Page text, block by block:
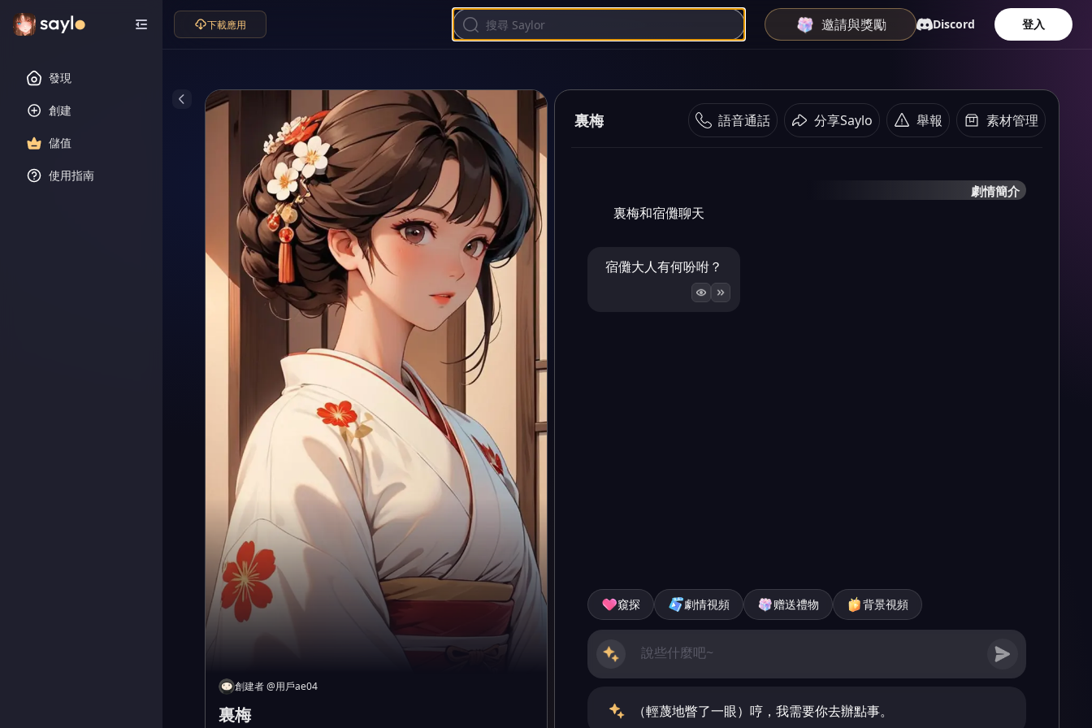
發現
創建
儲值
使用指南
下載應用 邀請與獎勵 Discord 登入
創建者@用戶ae04
裏梅
裏梅 語音通話 分享Saylo 舉報 素材管理
劇情簡介
裏梅和宿儺聊天
宿儺大人有何吩咐？
窺探 劇情視頻 赠送禮物 背景視頻
（輕蔑地瞥了一眼）哼，我需要你去辦點事。